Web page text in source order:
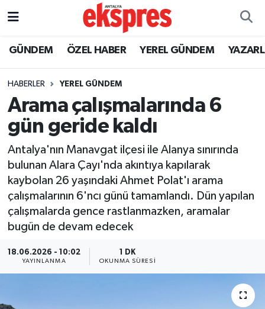
GÜNDEM ÖZEL HABER YEREL GÜNDEM
HABERLER YEREL GÜNDEM
Arama çalışmalarında 6
gün geride kaldı
Antalya'nın Manavgat ilçesi ile Alanya sınırında
bulunan Alara Çayı'nda akıntıya kapılarak
kaybolan 26 yaşındaki Ahmet Polat'ı arama
çalışmalarının 6'ncı günü tamamlandı. Dün yapılan
çalışmalarda gence rastlanmazken, aramalar
bugün de devam edecek
18.06.2026 - 10:02
YAYINLANMA
1 DK
OKUNMA SÜRESI
ÖZEL HABER
YEREL GÜNDEM
EKONOMİ
KÜLTÜR - SANAT
SPOR
SİYASET
SAĞLIK
Nöbetçi Eczaneler
Trafik Durumu
Süper Lig Puan Durumu ve Fikstür
Tüm Manşetler
Son Dakika Haberleri
Haber Arşivi